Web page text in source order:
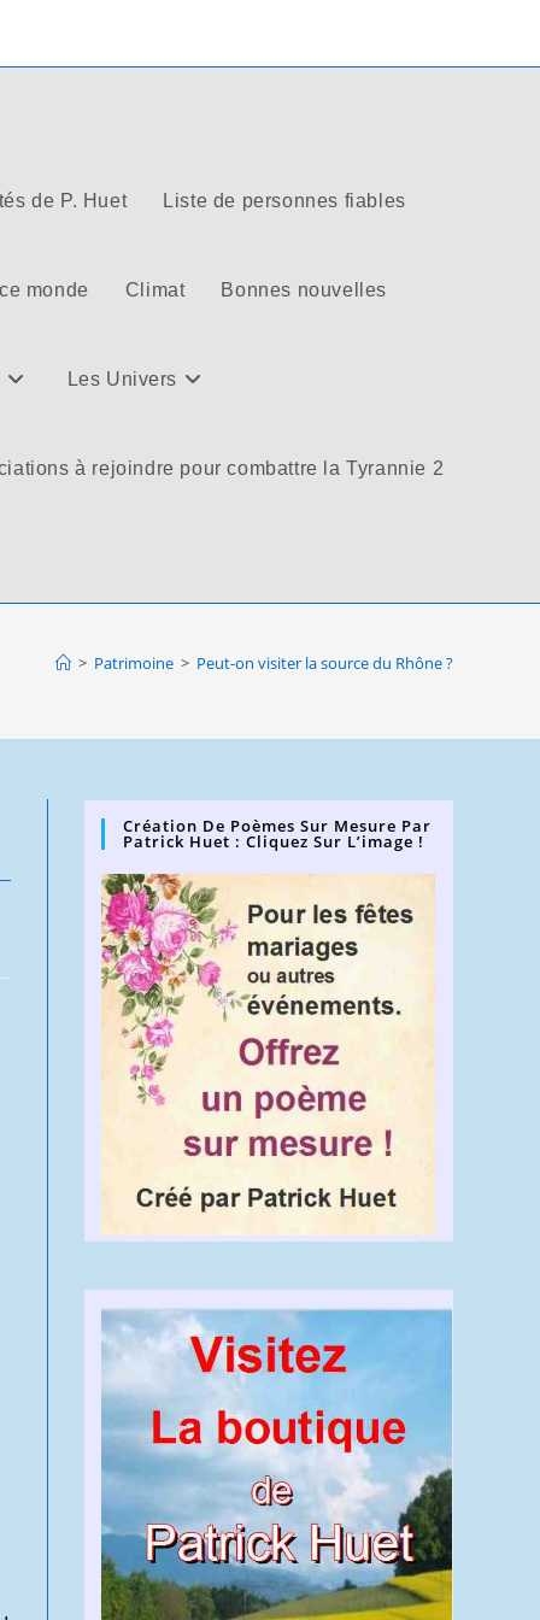
de P. Huet Liste de personnes fiables
monde Climat Bonnes nouvelles
Les Univers
à rejoindre pour combattre la Tyrannie 2
> Patrimoine > Peut-on visiter la source du Rhône ?
Création De Poèmes Sur Mesure Par
Patrick Huet : Cliquez Sur L’image !